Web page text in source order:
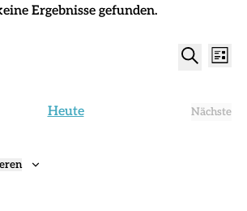
Ergebnisse gefunden.
Liste
Heute
Nächste